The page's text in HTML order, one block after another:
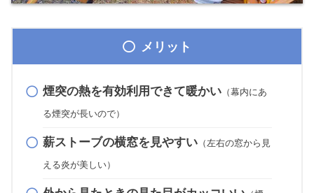
メリット
煙突の熱を有効利用できて暖かい（幕内にあ
る煙突が長いので）
薪ストーブの横窓を見やすい（左右の窓から見
える炎が美しい）